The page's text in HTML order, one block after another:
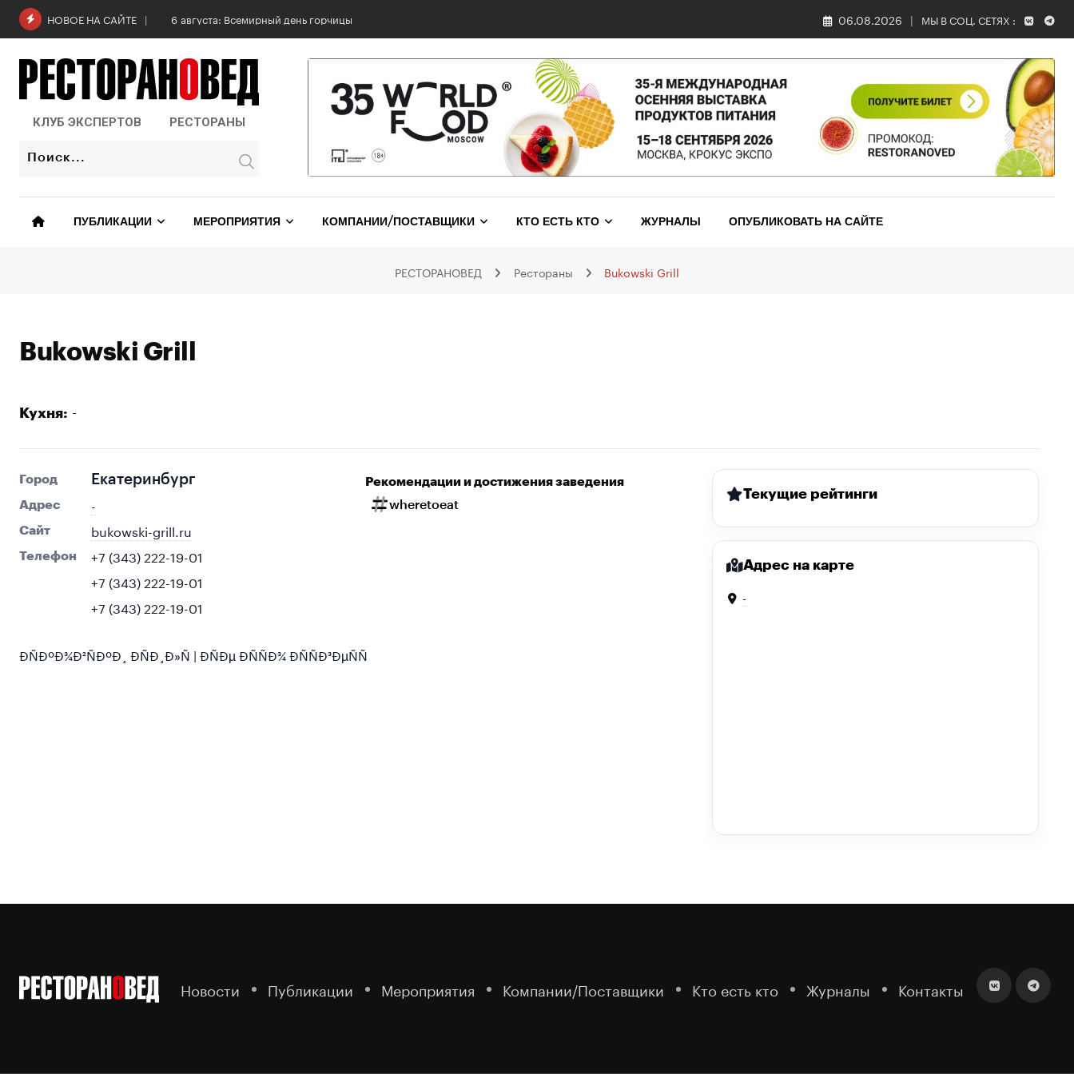
Skip
НОВОЕ НА САЙТЕ 6 августа: Всемирный день горчицы 06.08.2026 МЫ В СОЦ. СЕТЯХ :
КЛУБ ЭКСПЕРТОВ РЕСТОРАНЫ
ПУБЛИКАЦИИ МЕРОПРИЯТИЯ КОМПАНИИ/ПОСТАВЩИКИ КТО ЕСТЬ КТО ЖУРНАЛЫ ОПУБЛИКОВАТЬ НА САЙТЕ
РЕСТОРАНОВЕД Рестораны Bukowski Grill
Bukowski Grill
Кухня: -
Город Екатеринбург
Адрес -
Сайт bukowski-grill.ru
Телефон
+7 (343) 222-19-01
+7 (343) 222-19-01
+7 (343) 222-19-01
Рекомендации и достижения заведения
wheretoeat
ÐÑÐºÐ¾Ð²ÑÐºÐ¸ ÐÑÐ¸Ð»Ñ | ÐÑÐµ ÐÑÑÐ¾ ÐÑÑÐ³ÐµÑÑ
Текущие рейтинги
Адрес на карте
-
Новости Публикации Мероприятия Компании/Поставщики Кто есть кто Журналы Контакты